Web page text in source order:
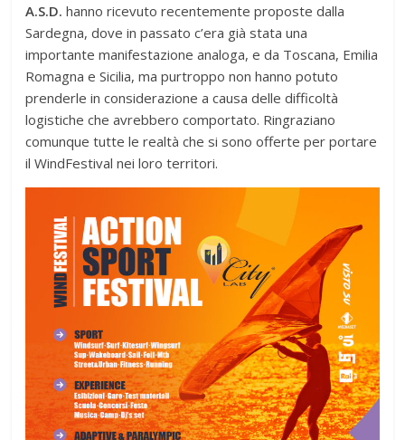
A.S.D.hanno ricevuto recentemente proposte dalla
Sardegna, dove in passato c’era già stata una
importante manifestazione analoga, e da Toscana, Emilia
Romagna e Sicilia, ma purtroppo non hanno potuto
prenderle in considerazione a causa delle difficoltà
logistiche che avrebbero comportato. Ringraziano
comunque tutte le realtà che si sono offerte per portare
il WindFestival nei loro territori.